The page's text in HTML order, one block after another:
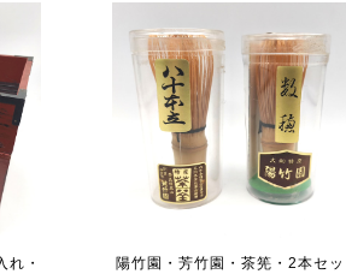
れ・
陽竹園・芳竹園・茶筅・2本セッ